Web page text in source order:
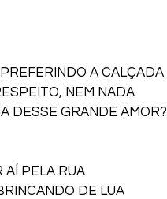
A CALÇADA
NEM NADA
DESSE GRANDE AMOR?
AÍ PELA RUA
DE LUA